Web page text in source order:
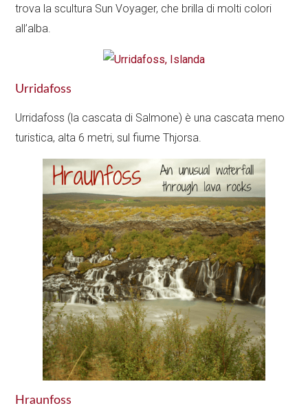
trova la scultura Sun Voyager, che brilla di molti colori
all’alba.
Urridafoss
Urridafoss (la cascata di Salmone) è una cascata meno
turistica, alta 6 metri, sul fiume Thjorsa.
Hraunfoss